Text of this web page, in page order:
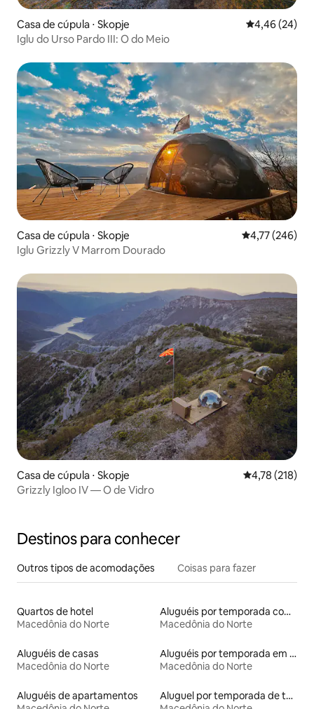
Casa de cúpula ⋅ Skopje 4,46 de uma
4,46 (24)
Iglu do Urso Pardo III: O do Meio
Casa de cúpula ⋅ Skopje 4,77 de uma
4,77 (246)
Iglu Grizzly V Marrom Dourado
Casa de cúpula ⋅ Skopje 4,78 de uma
4,78 (218)
Grizzly Igloo IV — O de Vidro
Destinos para conhecer
Outros tipos de acomodações Coisas para fazer
Quartos de hotel
Macedônia do Norte
Aluguéis por temporada com sauna
Macedônia do Norte
Aluguéis de casas
Macedônia do Norte
Aluguéis por temporada em hotéis-fazenda
Macedônia do Norte
Aluguéis de apartamentos
Aluguel por temporada de tendas